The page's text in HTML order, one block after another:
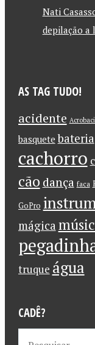
Nati
depilação a
AS TAG TUDO!
acidente
basquete bateria
cachorro
cão dança faca
GoPro
mágica
truque água
CADÊ?